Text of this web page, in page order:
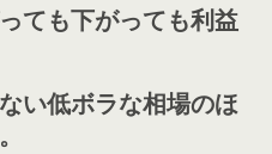
ても下がっても利益
い低ボラな相場のほ